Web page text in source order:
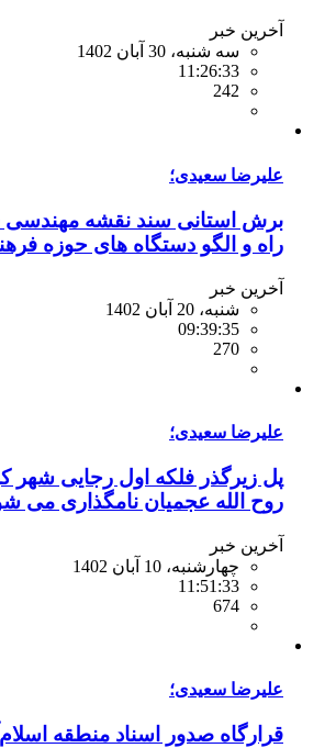
آخرین خبر
سه شنبه، 30 آبان 1402
11:26:33
242
علیرضا سعیدی؛
برش استانی سند نقشه مهندسی
راه و الگو دستگاه های حوزه
آخرین خبر
شنبه، 20 آبان 1402
09:39:35
270
علیرضا سعیدی؛
پل زیرگذر فلکه اول رجایی شهر
روح الله عجمیان نامگذاری می
آخرین خبر
چهارشنبه، 10 آبان 1402
11:51:33
674
علیرضا سعیدی؛
قرارگاه صدور اسناد منطقه